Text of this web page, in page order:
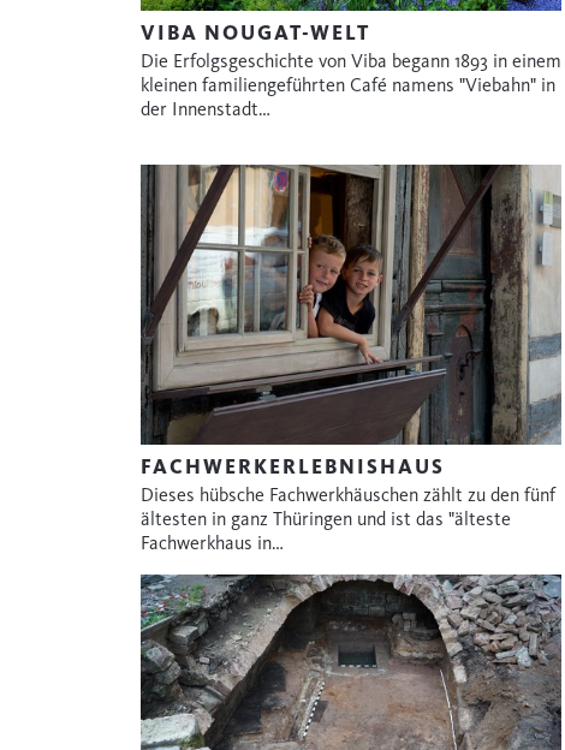
VIBA NOUGAT-WELT
Die Erfolgsgeschichte von Viba begann 1893 in einem
kleinen familiengeführten Café namens "Viebahn" in
der Innenstadt…
FACHWERKERLEBNISHAUS
Dieses hübsche Fachwerkhäuschen zählt zu den fünf
ältesten in ganz Thüringen und ist das "älteste
Fachwerkhaus in…